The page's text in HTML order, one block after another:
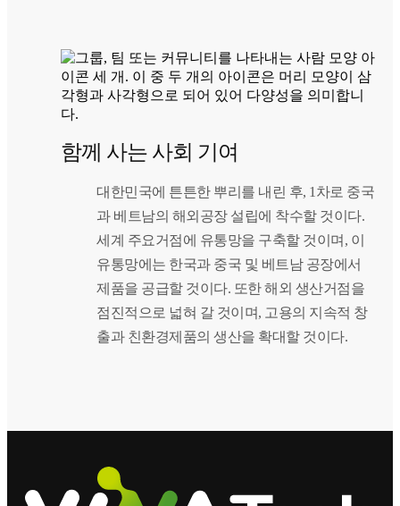
함께 사는 사회 기여
대한민국에 튼튼한 뿌리를 내린 후, 1차로 중국
과 베트남의 해외공장 설립에 착수할 것이다.
세계 주요거점에 유통망을 구축할 것이며, 이
유통망에는 한국과 중국 및 베트남 공장에서
제품을 공급할 것이다. 또한 해외 생산거점을
점진적으로 넓혀 갈 것이며, 고용의 지속적 창
출과 친환경제품의 생산을 확대할 것이다.